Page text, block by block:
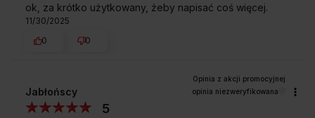
ok, za krótko użytkowany, żeby napisać coś więcej.
11/30/2025
0
0
Jabłońscy opinia niezweryfikowana
5